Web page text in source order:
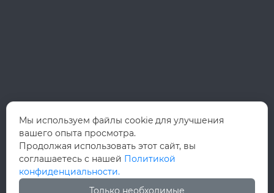
Мы используем файлы cookie для улучшения
вашего опыта просмотра.
Продолжая использовать этот сайт, вы
соглашаетесь с нашей Политикой
конфиденциальности.
Только необходимые